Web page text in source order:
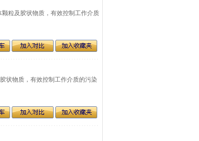
粒及胶状物质，有效控制工作介质
状物质，有效控制工作介质的污染